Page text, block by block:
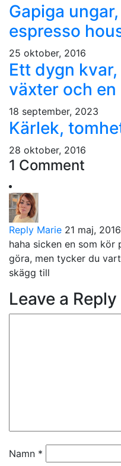
Gapiga
espresso
25 oktober, 2016
Ett dygn
växter och
18 september, 2023
Kärlek,
28 oktober, 2016
1 Comment
Reply Marie 21 maj,
haha sicken en som kör
göra, men tycker du
skägg till
Leave a Reply
Namn *